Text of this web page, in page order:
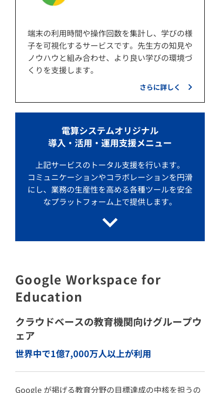
端末の利用時間や操作回数を集計し、学びの様
子を可視化するサービスです。先生方の知見や
ノウハウと組み合わせ、より良い学びの環境づ
くりを支援します。
さらに詳しく
電算システムオリジナル
導入・活用・運用支援メニュー
上記サービスのトータル支援を行います。
コミュニケーションやコラボレーションを円滑
にし、業務の生産性を高める各種ツールを安全
なプラットフォーム上で提供します。
Google Workspace for
Education
クラウドベースの教育機関向けグループウ
ェア
世界中で1億7,000万人以上が利用
Google が掲げる教育分野の目標達成の中核を担うの